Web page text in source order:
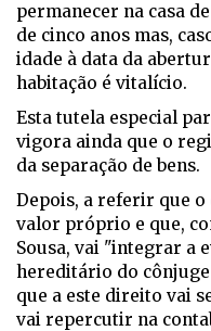
permanecer na casa
de cinco anos mas,
idade à data da
habitação é vitalício.
Esta tutela especial
vigora ainda que o
da separação de bens.
Depois, a referir que
valor próprio e que,
Sousa, vai "integrar a
hereditário do
que a este direito vai
vai repercutir na